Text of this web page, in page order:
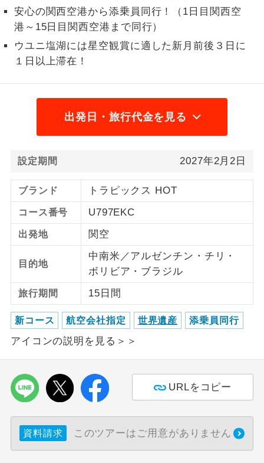
安心の関西空港から添乗員同行！（1日目関西空
港～15日目関西空港まで同行）
ウユニ塩湖には星空観賞に適した新月前後３日に
１日以上滞在！
出発日・旅行代金を見る
設定期間 2027年2月2日
ブランド トラピックス HOT
コース番号 U797EKC
出発地 関空
目的地
中南米／アルゼンチン・チリ・
ボリビア・ブラジル
旅行期間 15日間
新コース 航空会社指定 世界遺産 添乗員同行
アイコンの説明を見る＞＞
URLをコピー
資料請求 このツアーはご用意がありません
スです。
金
コースです。
女性限定
女性限定でご参加いただけるコースで
す。
年齢制限あり
航空会社指定
利用航空会社が指定なので、ご出発の計
画にとても便利です。
ホテル指定
ご紹介するホテルを指定したコースで
す。